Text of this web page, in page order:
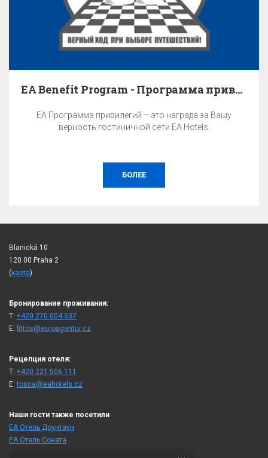
EA Benefit Program - Программа привилегий
EA Программа привилегий – это награда за Вашу
верность гостиничной сети EA Hotels.
БОЛЕЕ
Blanická 10
120 00 Praha 2
(карта)
Бронирование проживания:
T: +420 270 004 537
E:fittos@euroagentur.cz
Рецепция отеля:
T: +420 221 506 111
E:tosca@eahotels.cz
Наши гости также посетили
ЕА Отель Доунтаун
ЕА Отель Cоната